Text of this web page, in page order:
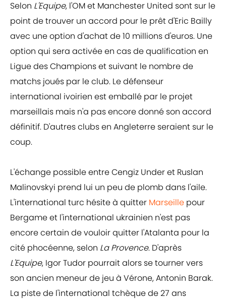
Selon L'Equipe, l'OM et Manchester United sont sur le
point de trouver un accord pour le prêt d'Eric Bailly
avec une option d'achat de 10 millions d'euros. Une
option qui sera activée en cas de qualification en
Ligue des Champions et suivant le nombre de
matchs joués par le club. Le défenseur
international ivoirien est emballé par le projet
marseillais mais n'a pas encore donné son accord
définitif. D'autres clubs en Angleterre seraient sur le
coup.
L'échange possible entre Cengiz Under et Ruslan
Malinovskyi prend lui un peu de plomb dans l'aile.
L'international turc hésite à quitter Marseille pour
Bergame et l'international ukrainien n'est pas
encore certain de vouloir quitter l'Atalanta pour la
cité phocéenne, selon La Provence. D'après
L'Equipe, Igor Tudor pourrait alors se tourner vers
son ancien meneur de jeu à Vérone, Antonin Barak.
La piste de l'international tchèque de 27 ans